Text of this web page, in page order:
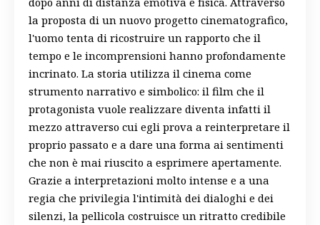
la proposta di un nuovo progetto cinematografico,
l'uomo tenta di ricostruire un rapporto che il
tempo e le incomprensioni hanno profondamente
incrinato. La storia utilizza il cinema come
strumento narrativo e simbolico: il film che il
protagonista vuole realizzare diventa infatti il
mezzo attraverso cui egli prova a reinterpretare il
proprio passato e a dare una forma ai sentimenti
che non è mai riuscito a esprimere apertamente.
Grazie a interpretazioni molto intense e a una
regia che privilegia l'intimità dei dialoghi e dei
silenzi, la pellicola costruisce un ritratto credibile